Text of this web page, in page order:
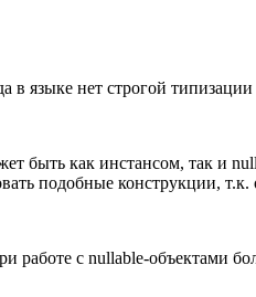
в языке нет строгой
быть как инстансом, так и
подобные конструкции,
работе с nullable-объектами